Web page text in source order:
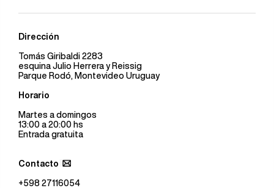
Dirección
Tomás Giribaldi 2283
esquina Julio Herrera y Reissig
Parque Rodó, Montevideo Uruguay
Horario
Martes a domingos
13:00 a 20:00 hs
Entrada gratuita
Contacto
+598 27116054